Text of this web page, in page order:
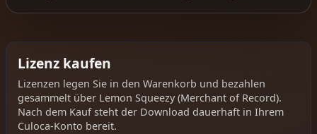
Lizenz kaufen
Lizenzen legen Sie in den Warenkorb und bezahlen
gesammelt über Lemon Squeezy (Merchant of Record).
Nach dem Kauf steht der Download dauerhaft in Ihrem
Culoca-Konto bereit.